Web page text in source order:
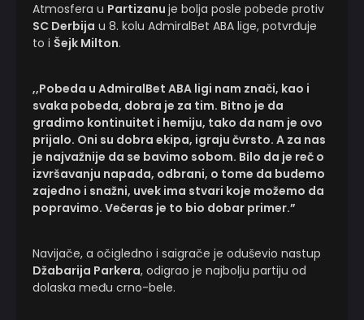
Atmosfera u Partizanu je bolja posle pobede protiv
SC Derbija u 8. kolu AdmiralBet ABA lige, potvrđuje
to i Šejk Milton.
,,Pobeda u AdmiralBet ABA ligi nam znači, kao i
svaka pobeda, dobra je za tim. Bitno je da
gradimo kontinuitet i hemiju, tako da nam je ovo
prijalo. Oni su dobra ekipa, igraju čvrsto. A za nas
je najvažnije da se bavimo sobom. Bilo da je reč o
izvršavanju napada, odbrani, o tome da budemo
zajedno i snažni, uvek ima stvari koje možemo da
popravimo. Večeras je to bio dobar primer.”
Navijače, a očigledno i saigrače je oduševio nastup
Džabarija Parkera, odigrao je najbolju partiju od
dolaska među crno-bele.